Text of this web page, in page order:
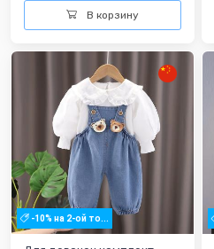
В корзину
-10% на 2-ой то...